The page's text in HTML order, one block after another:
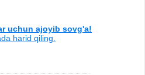
uchun ajoyib sovg'a!
harid qiling.